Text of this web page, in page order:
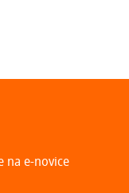
na e-novice